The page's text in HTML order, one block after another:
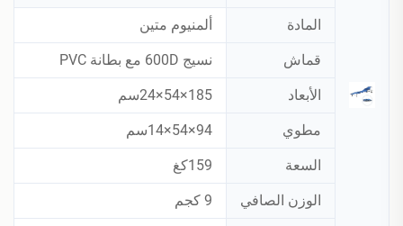
المادة ألمنيوم متين
قماش نسيج 600D مع بطانة PVC
الأبعاد 185×54×24سم
مطوي 94×54×14سم
السعة 159كغ
الوزن الصافي 9 كجم